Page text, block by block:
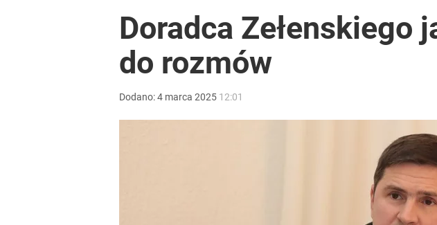
Wróbel: Wywiad z Woydyłło o Idze Świątek obnażył coś znacznie gorszego
Doradca Zełenskiego
do rozmów
Dodano:4 marca 2025 12:01